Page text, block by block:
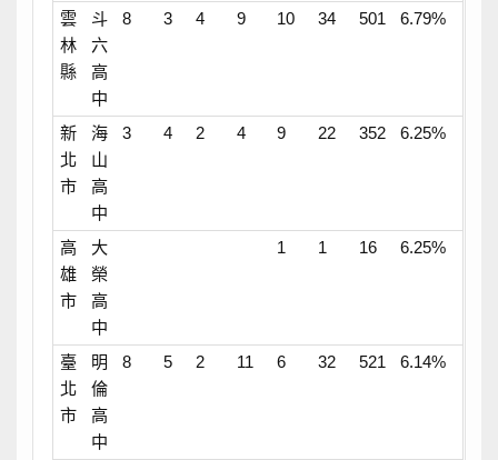
雲
林
縣
斗
六
高
中
8 3 4 9 10 34 501 6.79%
新
北
市
海
山
高
中
3 4 2 4 9 22 352 6.25%
高
雄
市
大
榮
高
中
1 1 16 6.25%
臺
北
市
明
倫
高
中
8 5 2 11 6 32 521 6.14%